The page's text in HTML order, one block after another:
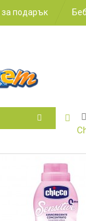
за подарък
ЗА
КОЛА
ЗА